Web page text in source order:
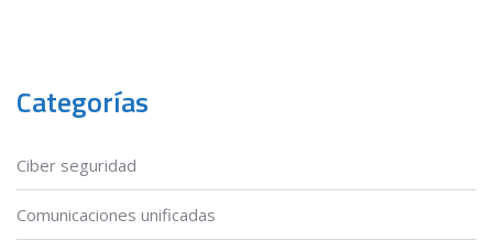
Categorías
Ciber seguridad
Comunicaciones unificadas